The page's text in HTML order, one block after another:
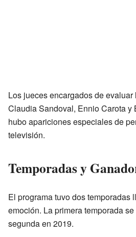
Los jueces encargados de evaluar
Claudia Sandoval, Ennio Carota y
hubo apariciones especiales de
televisión.
Temporadas y
El programa tuvo dos temporadas
emoción. La primera temporada
segunda en 2019.